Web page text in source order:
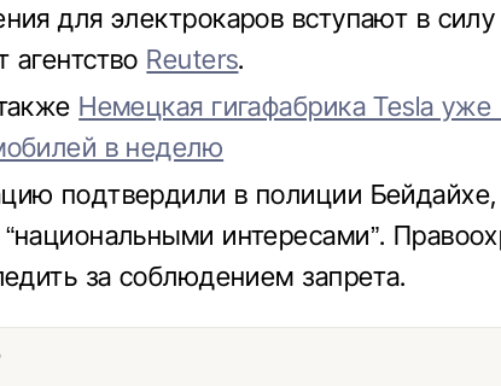
для электрокаров вступают в
агентство Reuters.
Немецкая гигафабрика Tesla уже
в неделю
подтвердили в полиции Бейдайхе,
интересами”.
за соблюдением запрета.